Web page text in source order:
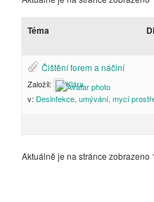
Téma
Čištění forem a náčiní
Založil:
Klára
v: Desinfekce, umývání, mycí
Aktuálně je na stránce zobrazeno